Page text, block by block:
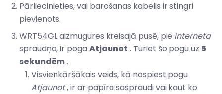
Pārliecinieties, vai barošanas kabelis ir stingri
pievienots.
WRT54GL aizmugures kreisajā pusē, pie interneta
spraudņa, ir poga Atjaunot . Turiet šo pogu uz 5
sekundēm.
Visvienkāršākais veids, kā nospiest pogu
Atjaunot, ir ar papīra saspraudi vai kaut ko